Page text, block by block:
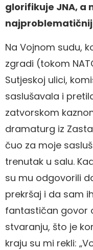
glorifikuje JNA, a
Na Vojnom sudu,
zgradi (tokom
Sutjeskoj ulici,
saslušavala i
zatvorskom
dramaturg iz
čuo za moje
trenutak u salu.
su mu odgovorili
prekršaj i da sam
fantastičan govor
stvaranju, što je
kraju su mi rekli: